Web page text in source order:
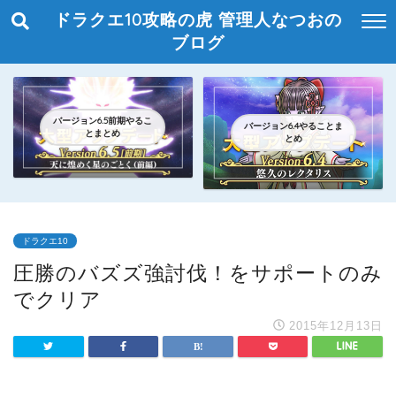
ドラクエ10攻略の虎 管理人なつおの
ブログ
バージョン6.5前期やるこ
とまとめ
バージョン6.4やることま
とめ
ドラクエ10
圧勝のバズズ強討伐！をサポートのみ
でクリア
2015年12月13日